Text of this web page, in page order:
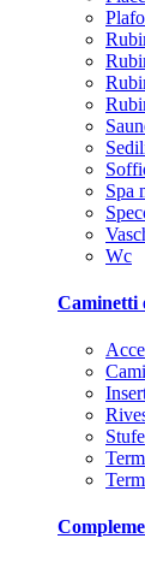
Spa
Wc
Caminetti
Stufe